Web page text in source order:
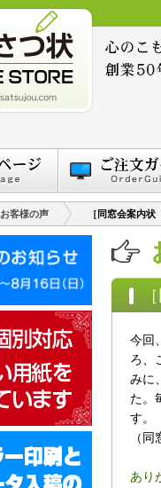
お客様の声 ［同窓会案内
今回
ろ、
みに
た。
す。
（
あり